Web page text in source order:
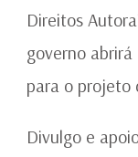
Direitos
governo
para o projeto
Divulgo e